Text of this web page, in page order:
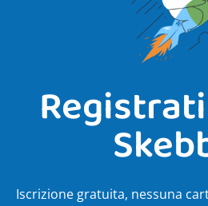
Iscrizione gratuita, nessuna